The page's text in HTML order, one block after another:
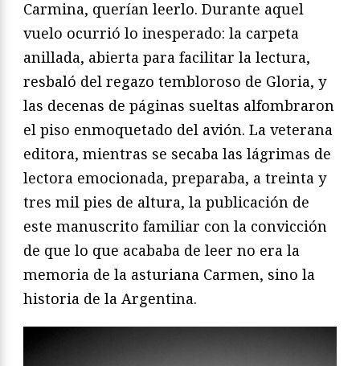
Carmina, querían leerlo. Durante aquel
vuelo ocurrió lo inesperado: la carpeta
anillada, abierta para facilitar la lectura,
resbaló del regazo tembloroso de Gloria, y
las decenas de páginas sueltas alfombraron
el piso enmoquetado del avión. La veterana
editora, mientras se secaba las lágrimas de
lectora emocionada, preparaba, a treinta y
tres mil pies de altura, la publicación de
este manuscrito familiar con la convicción
de que lo que acababa de leer no era la
memoria de la asturiana Carmen, sino la
historia de la Argentina.